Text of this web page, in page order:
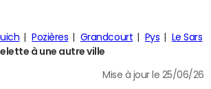
Pozières Grandcourt Pys
Le Sars
à une autre ville
Mise à jour le 25/06/26